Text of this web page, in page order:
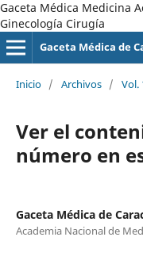
Gaceta Médica Medicina
Ginecología Cirugía
Gaceta Médica de
Inicio / Archivos / Vol.
Ver el
número en
Gaceta Médica de
Academia Nacional de